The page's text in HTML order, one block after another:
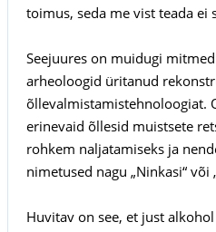
toimus, seda me vist teada ei
Seejuures on muidugi
arheoloogid üritanud
õllevalmistamistehnoloogiat.
erinevaid õllesid muistsete
rohkem naljatamiseks ja
nimetused nagu „Ninkasi“ või
Huvitav on see, et just